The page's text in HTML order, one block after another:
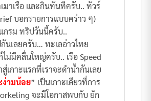
มาเรือ และกินทันทีครับ.. ทัวร์
บอกรายการแบบคร่าว ๆ)
กรม ทริปวันนี้ครับ..
นเลยครับ… ทะเลอ่าวไทย
ไม่มีคลื่นใหญ่ครับ.. เรือ Speed
เกาะแรกที่เราจะดำน้ำกันเลย
ง่ามน้อย” เป็นเกาะเดียวที่การ
จะมีโอกาสพบกับ ยัก